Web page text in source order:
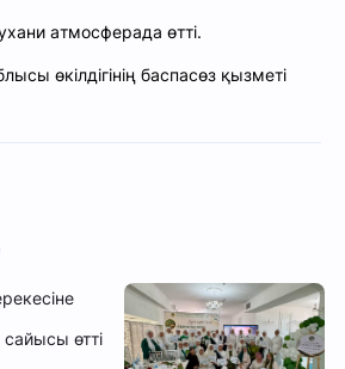
атмосферада өтті.
өкілдігінің баспасөз қызметі
өтті